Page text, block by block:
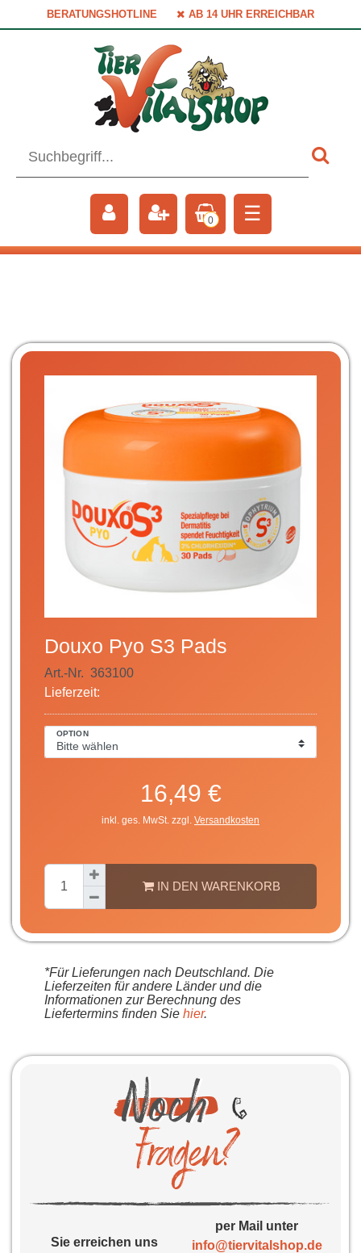
BERATUNGSHOTLINE AB 14 UHR ERREICHBAR
0 ☰
Douxo Pyo S3 Pads
Art.-Nr. 363100
Lieferzeit:
OPTION
16,49 €
inkl. ges. MwSt. zzgl. Versandkosten
IN DEN WARENKORB
*Für Lieferungen nach Deutschland. Die
Lieferzeiten für andere Länder und die
Informationen zur Berechnung des
Liefertermins finden Sie hier.
Sie erreichen uns
per Mail unter
info@tiervitalshop.de